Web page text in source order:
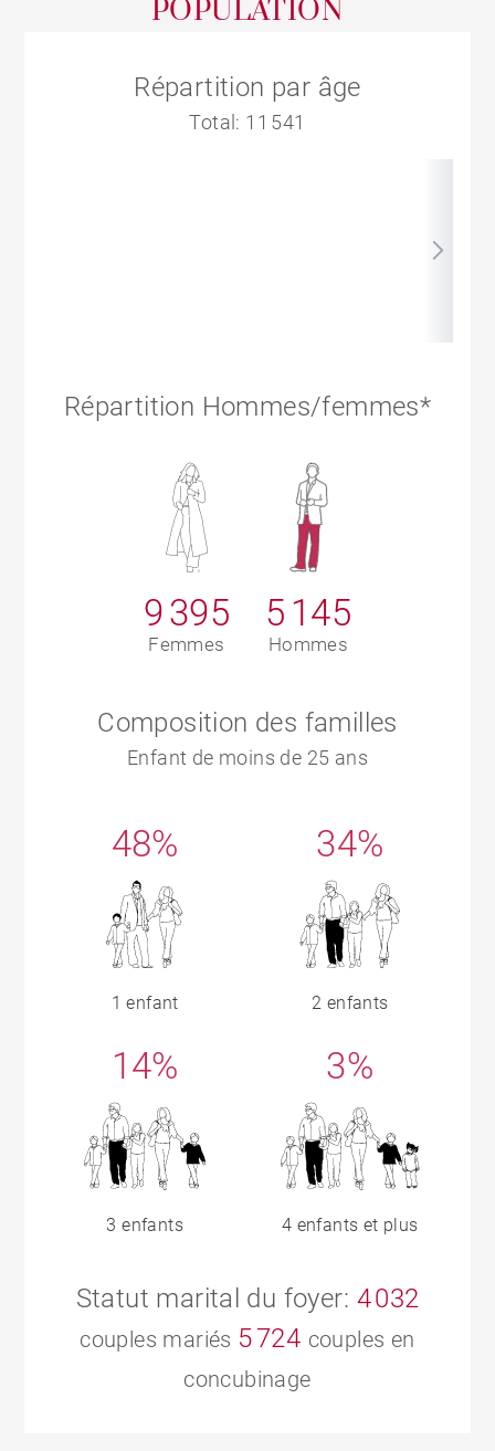
POPULATION
Répartition par âge
Total: 11 541
Répartition Hommes/femmes*
9 395
Femmes
5 145
Hommes
Composition des familles
Enfant de moins de 25 ans
48%
1 enfant
34%
2 enfants
14%
3 enfants
3%
4 enfants et plus
Statut marital du foyer: 4 032
couples mariés 5 724 couples en
concubinage